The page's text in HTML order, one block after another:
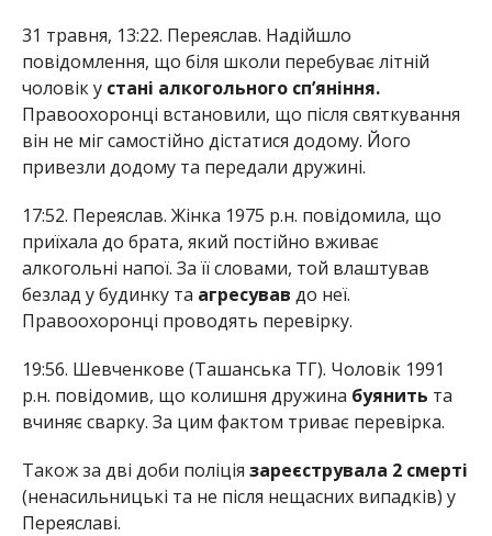
31 травня, 13:22. Переяслав. Надійшло
повідомлення, що біля школи перебуває літній
чоловік у стані алкогольного сп’яніння.
Правоохоронці встановили, що після святкування
він не міг самостійно дістатися додому. Його
привезли додому та передали дружині.
17:52. Переяслав. Жінка 1975 р.н. повідомила, що
приїхала до брата, який постійно вживає
алкогольні напої. За її словами, той влаштував
безлад у будинку та агресував до неї.
Правоохоронці проводять перевірку.
19:56. Шевченкове (Ташанська ТГ). Чоловік 1991
р.н. повідомив, що колишня дружина буянить та
вчиняє сварку. За цим фактом триває перевірка.
Також за дві доби поліція зареєструвала 2 смерті
(ненасильницькі та не після нещасних випадків) у
Переяславі.